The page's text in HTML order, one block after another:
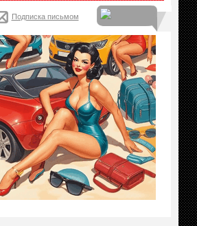
Подписка письмом